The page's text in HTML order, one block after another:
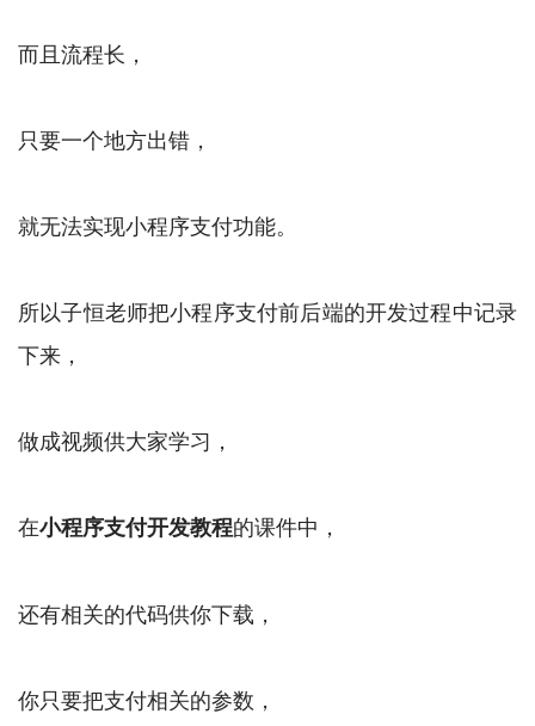
而且流程长，
只要一个地方出错，
就无法实现小程序支付功能。
所以子恒老师把小程序支付前后端的开发过程中记录
下来，
做成视频供大家学习，
在小程序支付开发教程的课件中，
还有相关的代码供你下载，
你只要把支付相关的参数，